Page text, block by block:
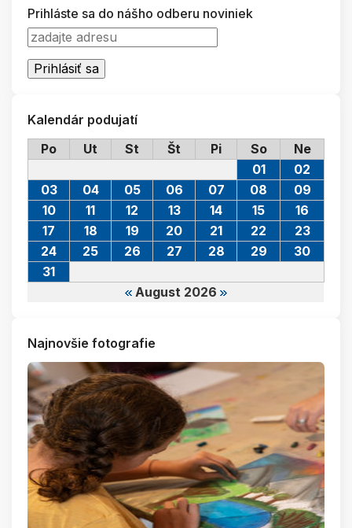
Prihláste sa do nášho odberu noviniek
Kalendár podujatí
Po
Ut St Št Pi So Ne
August 2026
01
02
03
04 05 06 07 08
09
10
11 12 13 14 15
16
17
18 19 20 21 22
23
24
25 26 27 28 29
30
31
Najnovšie fotografie